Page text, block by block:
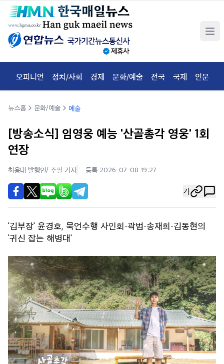
오피니언 정치/사회 경제 문화/예술 전국 국제 인문
뉴스홈 문화/예술 예술
[방송소식] 임영웅 예능 '산골총각 영웅' 1회
연장
최용대 발행인/ 주필 기자 등록 2026-07-08 19:27
가
'김부장' 윤경호, 묵언수행 사인회·곽범·송재희·김동현의
'귀신 잡는 해병대'